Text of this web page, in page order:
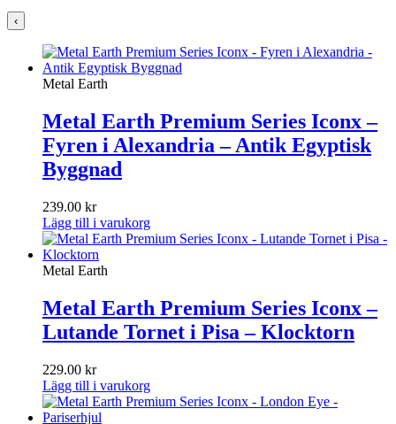
‹
Metal Earth
Metal Earth Premium Series Iconx –
Fyren i Alexandria – Antik Egyptisk
Byggnad
239.00 kr
Lägg till i varukorg
Metal Earth
Metal Earth Premium Series Iconx –
Lutande Tornet i Pisa – Klocktorn
229.00 kr
Lägg till i varukorg